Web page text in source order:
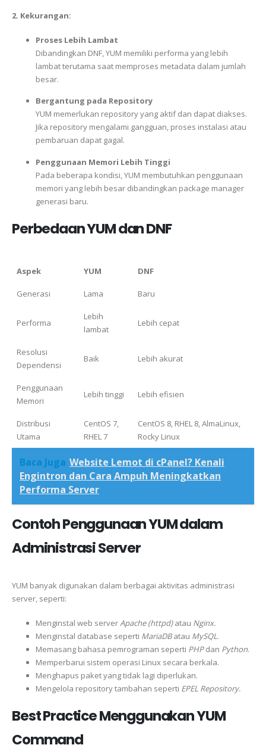
2. Kekurangan:
Proses Lebih Lambat
Dibandingkan DNF, YUM memiliki performa yang lebih
lambat terutama saat memproses metadata dalam jumlah
besar.
Bergantung pada Repository
YUM memerlukan repository yang aktif dan dapat diakses.
Jika repository mengalami gangguan, proses instalasi atau
pembaruan dapat gagal.
Penggunaan Memori Lebih Tinggi
Pada beberapa kondisi, YUM membutuhkan penggunaan
memori yang lebih besar dibandingkan package manager
generasi baru.
Perbedaan YUM dan DNF
Aspek YUM DNF
Generasi Lama Baru
Performa
Lebih
lambat
Lebih cepat
Resolusi
Dependensi
Baik Lebih akurat
Penggunaan
Memori
Lebih tinggi Lebih efisien
Distribusi
Utama
CentOS 7,
RHEL 7
CentOS 8, RHEL 8, AlmaLinux,
Rocky Linux
Baca Juga Website Lemot di cPanel? Kenali
Engintron dan Cara Ampuh Meningkatkan
Performa Server
Contoh Penggunaan YUM dalam
Administrasi Server
YUM banyak digunakan dalam berbagai aktivitas administrasi
server, seperti:
Menginstal web serverApache (httpd)atau Nginx.
Menginstal database seperti MariaDBatau MySQL.
Memasang bahasa pemrograman seperti PHPdan Python.
Memperbarui sistem operasi Linux secara berkala.
Menghapus paket yang tidak lagi diperlukan.
Mengelola repository tambahan seperti EPEL Repository.
Best Practice Menggunakan YUM
Command